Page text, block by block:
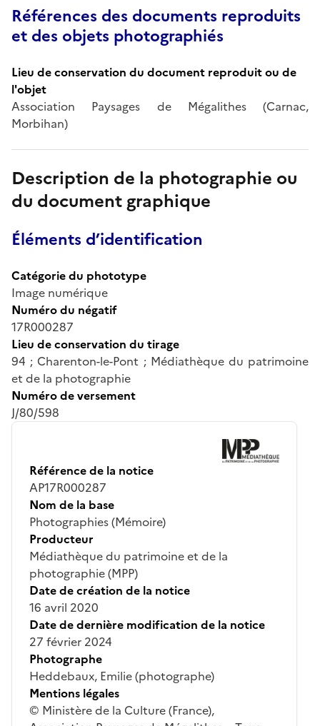
Références des documents reproduits
et des objets photographiés
Lieu de conservation du document reproduit ou de
l'objet
Association Paysages de Mégalithes (Carnac,
Morbihan)
Description de la photographie ou
du document graphique
Éléments d’identification
Catégorie du phototype
Image numérique
Numéro du négatif
17R000287
Lieu de conservation du tirage
94 ; Charenton-le-Pont ; Médiathèque du patrimoine
et de la photographie
Numéro de versement
J/80/598
Référence de la notice
AP17R000287
Nom de la base
Photographies (Mémoire)
Producteur
Médiathèque du patrimoine et de la
photographie (MPP)
Date de création de la notice
16 avril 2020
Date de dernière modification de la notice
27 février 2024
Photographe
Heddebaux, Emilie (photographe)
Mentions légales
© Ministère de la Culture (France),